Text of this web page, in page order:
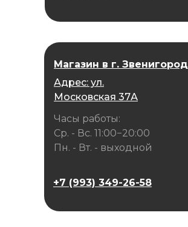
Часы работы:
Ср. - Вс. 11:00−20:00
Пн. - Вт. - выходной
Магазин в г. Звенигород
Адрес: ул.
Московская 37А
+7 (993) 349-26-58